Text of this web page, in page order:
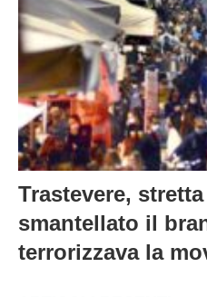
Trastevere,
smantellato il
terrorizzava la